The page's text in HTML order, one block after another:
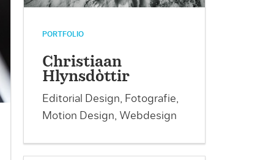
PORTFOLIO
Christiaan
Hlynsdòttir
Editorial Design, Fotografie,
Motion Design, Webdesign